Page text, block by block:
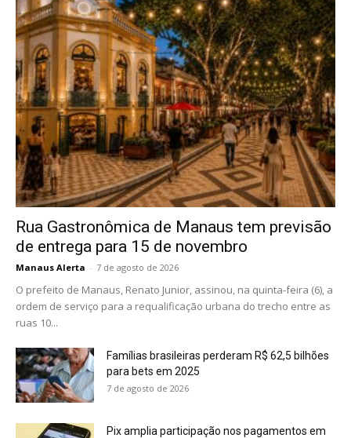
Rua Gastronômica de Manaus tem previsão
de entrega para 15 de novembro
Manaus Alerta - 7 de agosto de 2026
O prefeito de Manaus, Renato Junior, assinou, na quinta-feira (6), a
ordem de serviço para a requalificação urbana do trecho entre as
ruas 10...
Famílias brasileiras perderam R$ 62,5 bilhões
para bets em 2025
7 de agosto de 2026
Pix amplia participação nos pagamentos em